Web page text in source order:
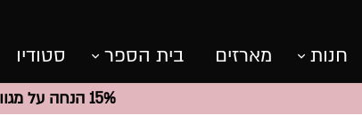
חנות מארזים בית הספר סטודיו
15% הנחה על מגוון מוצרים נבחרים